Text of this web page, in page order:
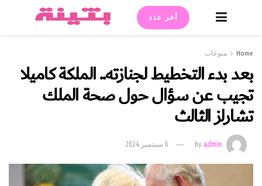
أخر عدد
Home منوعات
بعد بدء التخطيط لجنازته.. الملكة كاميلا
تجيب عن سؤال حول صحة الملك
تشارلز الثالث
byadmin 6 سبتمبر 2024